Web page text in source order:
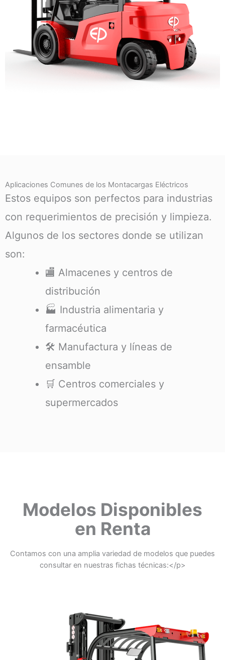
Aplicaciones Comunes de los Montacargas Eléctricos
Estos equipos son perfectos para industrias
con requerimientos de precisión y limpieza.
Algunos de los sectores donde se utilizan
son:
🏬 Almacenes y centros de
distribución
🏭 Industria alimentaria y
farmacéutica
🛠️ Manufactura y líneas de
ensamble
🛒 Centros comerciales y
supermercados
Modelos Disponibles
en Renta
Contamos con una amplia variedad de modelos que puedes
consultar en nuestras fichas técnicas:</p>